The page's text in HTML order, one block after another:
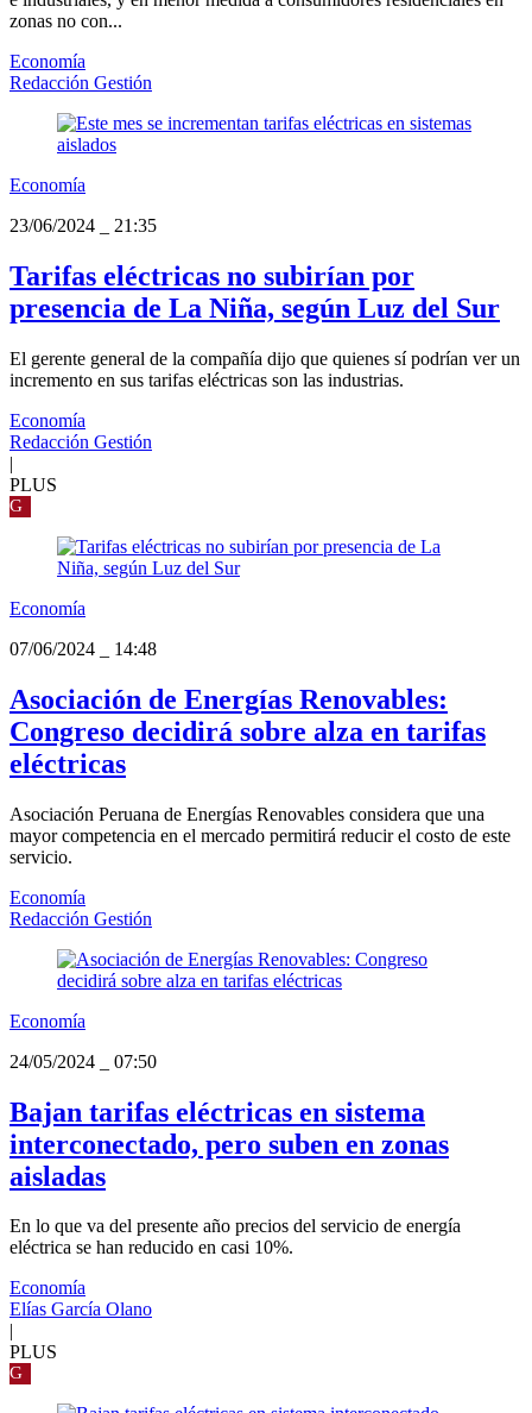
zonas no con...
Economía
Redacción Gestión
Economía
23/06/2024
21:35
Tarifas eléctricas no subirían por
presencia de La Niña, según Luz del Sur
El gerente general de la compañía dijo que quienes sí podrían ver un
incremento en sus tarifas eléctricas son las industrias.
Economía
Redacción Gestión
|
PLUS
G
Economía
07/06/2024
14:48
Asociación de Energías Renovables:
Congreso decidirá sobre alza en tarifas
eléctricas
Asociación Peruana de Energías Renovables considera que una
mayor competencia en el mercado permitirá reducir el costo de este
servicio.
Economía
Redacción Gestión
Economía
24/05/2024
07:50
Bajan tarifas eléctricas en sistema
interconectado, pero suben en zonas
aisladas
En lo que va del presente año precios del servicio de energía
eléctrica se han reducido en casi 10%.
Economía
Elías García Olano
PLUS
G